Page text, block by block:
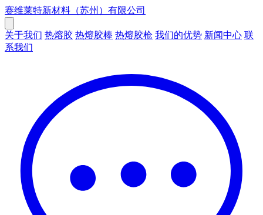
赛维莱特新材料（苏州）有限公司
关于我们 热熔胶 热熔胶棒 热熔胶枪 我们的优势 新闻中心 联
系我们